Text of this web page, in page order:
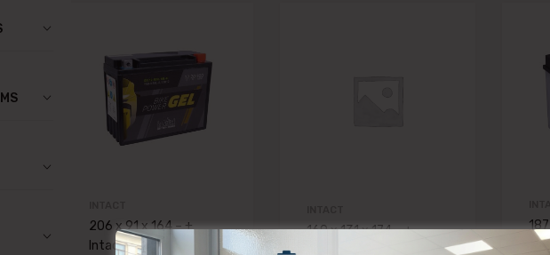
206 x 91 x 164 – +
Intact Bike Power GEL
Pievienot
169 x 131 x 174 – +